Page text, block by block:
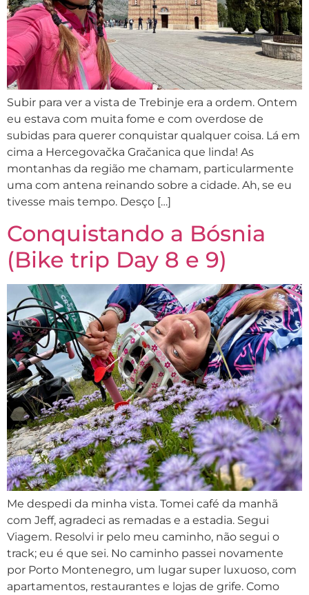
Subir para ver a vista de Trebinje era a ordem. Ontem
eu estava com muita fome e com overdose de
subidas para querer conquistar qualquer coisa. Lá em
cima a Hercegovačka Gračanica que linda! As
montanhas da região me chamam, particularmente
uma com antena reinando sobre a cidade. Ah, se eu
tivesse mais tempo. Desço […]
Conquistando a Bósnia
(Bike trip Day 8 e 9)
Me despedi da minha vista. Tomei café da manhã
com Jeff, agradeci as remadas e a estadia. Segui
Viagem. Resolvi ir pelo meu caminho, não segui o
track; eu é que sei. No caminho passei novamente
por Porto Montenegro, um lugar super luxuoso, com
apartamentos, restaurantes e lojas de grife. Como